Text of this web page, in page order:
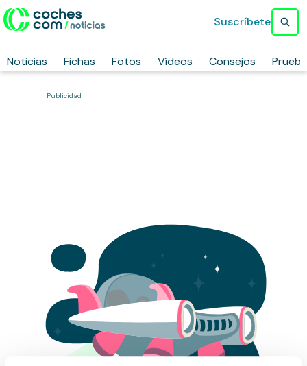
Noticias Fichas Fotos Vídeos Consejos
Suscríbete
Publicidad